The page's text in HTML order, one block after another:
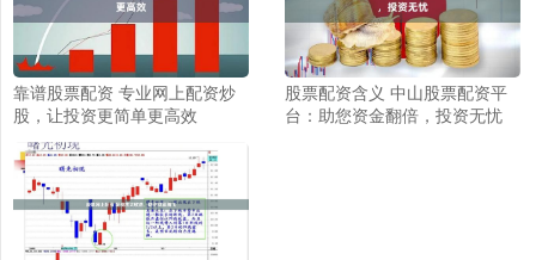
靠谱股票配资 专业网上配资炒
股，让投资更简单更高效
股票配资含义 中山股票配资平
台：助您资金翻倍，投资无忧